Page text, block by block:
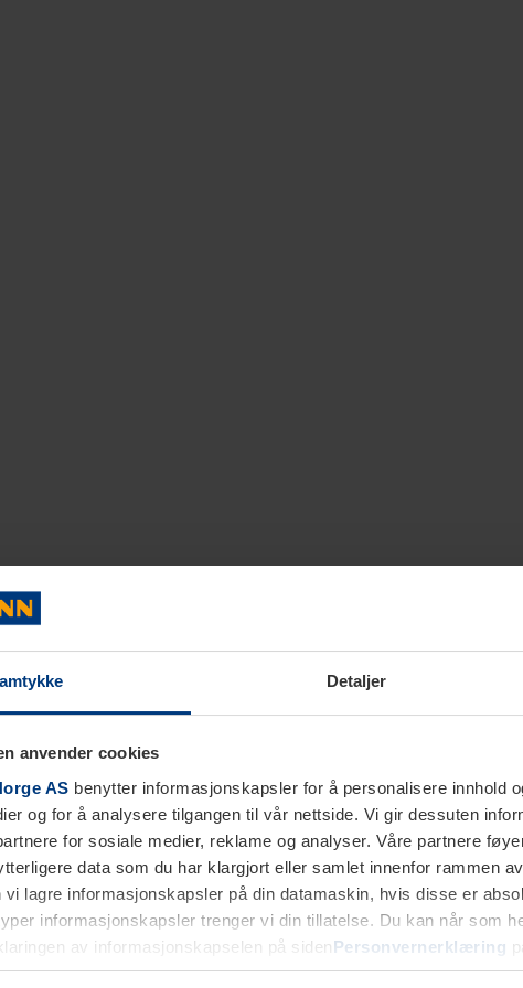
Detaljer
anvender cookies
AS benytter informasjonskapsler for å personalisere innhold
og for å analysere tilgangen til vår nettside. Vi gir dessuten
for sosiale medier, reklame og analyser. Våre partnere
data som du har klargjort eller samlet innenfor rammen
vi lagre informasjonskapsler på din datamaskin, hvis disse er
informasjonskapsler trenger vi din tillatelse. Du kan når som
av informasjonskapselen på sidenPersonvernerklæring